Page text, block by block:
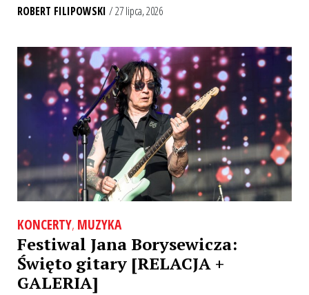
ROBERT FILIPOWSKI / 27 lipca, 2026
KONCERTY, MUZYKA
Festiwal Jana Borysewicza:
Święto gitary [RELACJA +
GALERIA]